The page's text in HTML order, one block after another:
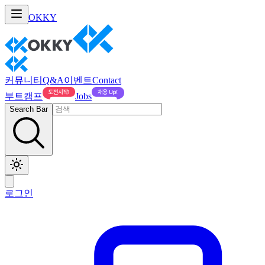
OKKY
커뮤니티 Q&A이벤트Contact
부트캠프
Jobs
Search Bar
로그인